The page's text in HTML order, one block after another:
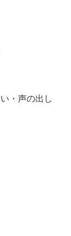
・声の出し